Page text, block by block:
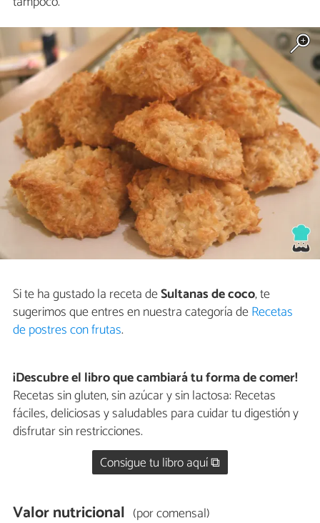
Si te ha gustado la receta deSultanas de coco, te
sugerimos que entres en nuestra categoría deRecetas
de postres con frutas.
¡Descubre el libro que cambiará tu forma de comer!
Recetas sin gluten, sin azúcar y sin lactosa: Recetas
fáciles, deliciosas y saludables para cuidar tu digestión y
disfrutar sin restricciones.
Consigue tu libro aquí ⧉
Valor nutricional (por comensal)